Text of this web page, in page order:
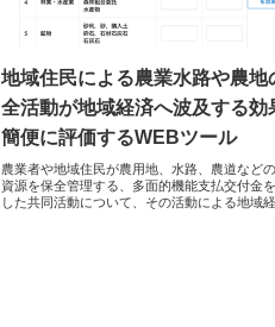
地域住民による農業水路や農地
全活動が地域経済へ波及する効
簡便に評価するWEBツール
農業者や地域住民が農用地、水路、農道など
資源を保全管理する、多面的機能支払交付金
した共同活動について、その活動による地域経